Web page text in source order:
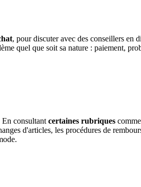
, pour discuter avec des conseillers en
quel que soit sa nature : paiement,
En consultant certaines rubriques
d'articles, les procédures de